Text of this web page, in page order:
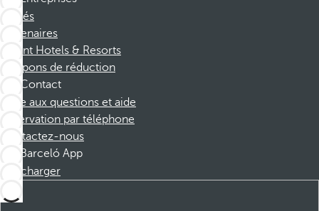
Affiliés
Partenaires
Dorint Hotels & Resorts
Coupons de réduction
Contact
Foire aux questions et aide
Réservation par téléphone
Contactez-nous
Barceló App
Télécharger